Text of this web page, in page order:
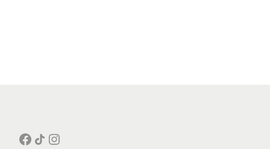
Facebook Icône de partage Instagram